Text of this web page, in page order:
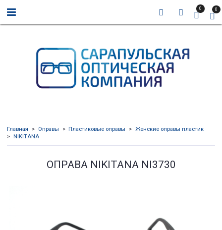
0 0
Главная Оправы Пластиковые оправы
Женские оправы пластик
NIKITANA
ОПРАВА NIKITANA NI3730